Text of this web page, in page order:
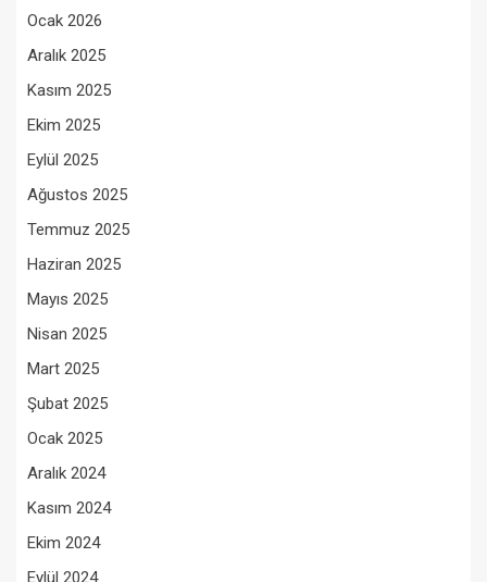
Ocak 2026
Aralık 2025
Kasım 2025
Ekim 2025
Eylül 2025
Ağustos 2025
Temmuz 2025
Haziran 2025
Mayıs 2025
Nisan 2025
Mart 2025
Şubat 2025
Ocak 2025
Aralık 2024
Kasım 2024
Ekim 2024
Eylül 2024